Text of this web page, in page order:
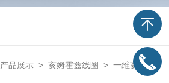
产品展示 > 亥姆霍兹线圈 > 一维亥姆霍茨线圈